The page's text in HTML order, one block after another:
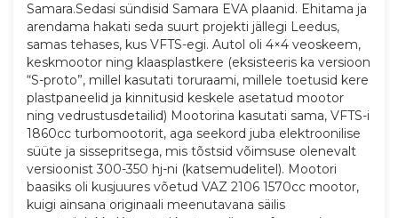
Samara.Sedasi sündisid Samara EVA plaanid. Ehitama ja
arendama hakati seda suurt projekti jällegi Leedus,
samas tehases, kus VFTS-egi. Autol oli 4×4 veoskeem,
keskmootor ning klaasplastkere (eksisteeris ka versioon
“S-proto”, millel kasutati toruraami, millele toetusid kere
plastpaneelid ja kinnitusid keskele asetatud mootor
ning vedrustusdetailid) Mootorina kasutati sama, VFTS-i
1860cc turbomootorit, aga seekord juba elektroonilise
süüte ja sissepritsega, mis tõstsid võimsuse olenevalt
versioonist 300-350 hj-ni (katsemudelitel). Mootori
baasiks oli kusjuures võetud VAZ 2106 1570cc mootor,
kuigi ainsana originaali meenutavana säilis